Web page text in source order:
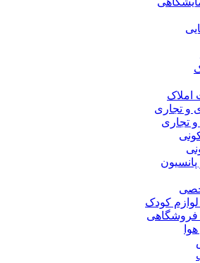
املاک
و تجاری
و تجاری
پانسیون
کودک
فروشگاهی